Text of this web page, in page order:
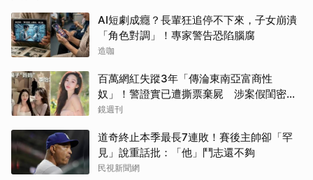
AI短劇成癮？長輩狂追停不下來，子女崩潰
「角色對調」！專家警告恐陷腦腐
造咖
百萬網紅失蹤3年「傳淪東南亞富商性
奴」！警證實已遭撕票棄屍 涉案假閨密近
況曝光
鏡週刊
道奇終止本季最長7連敗！賽後主帥卻「罕
見」說重話批：「他」鬥志還不夠
民視新聞網